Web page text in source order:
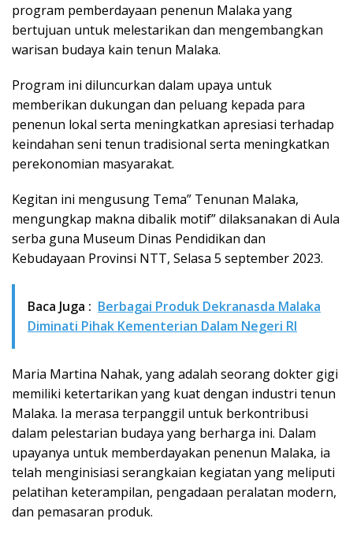
program pemberdayaan penenun Malaka yang
bertujuan untuk melestarikan dan mengembangkan
warisan budaya kain tenun Malaka.
Program ini diluncurkan dalam upaya untuk
memberikan dukungan dan peluang kepada para
penenun lokal serta meningkatkan apresiasi terhadap
keindahan seni tenun tradisional serta meningkatkan
perekonomian masyarakat.
Kegitan ini mengusung Tema” Tenunan Malaka,
mengungkap makna dibalik motif” dilaksanakan di Aula
serba guna Museum Dinas Pendidikan dan
Kebudayaan Provinsi NTT, Selasa 5 september 2023.
Baca Juga : Berbagai Produk Dekranasda Malaka
Diminati Pihak Kementerian Dalam Negeri RI
Maria Martina Nahak, yang adalah seorang dokter gigi
memiliki ketertarikan yang kuat dengan industri tenun
Malaka. Ia merasa terpanggil untuk berkontribusi
dalam pelestarian budaya yang berharga ini. Dalam
upayanya untuk memberdayakan penenun Malaka, ia
telah menginisiasi serangkaian kegiatan yang meliputi
pelatihan keterampilan, pengadaan peralatan modern,
dan pemasaran produk.